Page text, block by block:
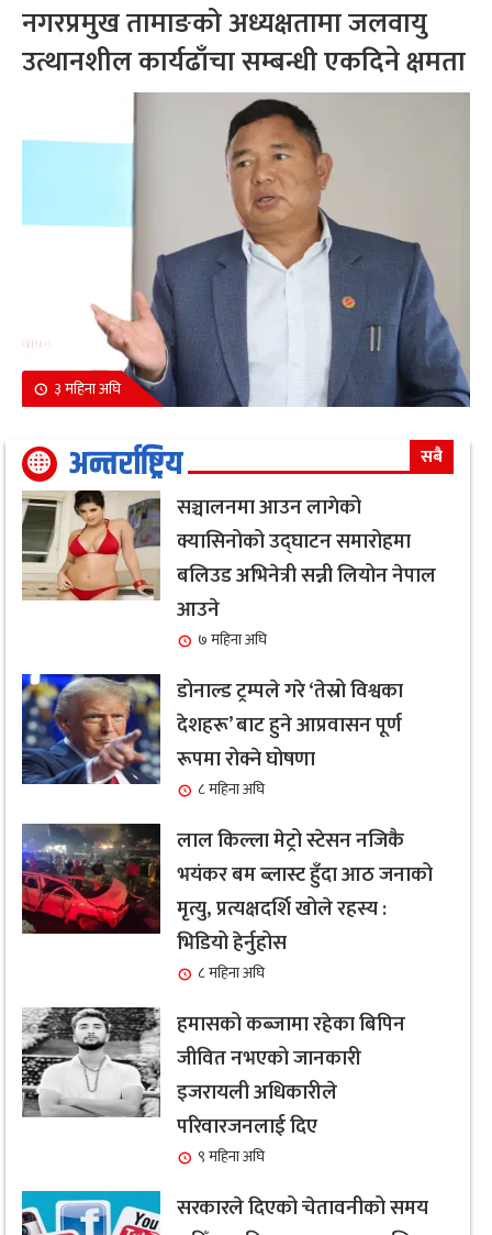
नगरप्रमुख तामाङको अध्यक्षतामा जलवायु
उत्थानशील कार्यढाँचा सम्बन्धी एकदिने क्षमता
अभिवृद्धि कार्यक्रम सम्पन्न
३ महिना अघि
अन्तर्राष्ट्रिय सबै
सञ्चालनमा आउन लागेको
क्यासिनोको उद्घाटन समारोहमा
बलिउड अभिनेत्री सन्नी लियोन नेपाल
आउने
७ महिना अघि
डोनाल्ड ट्रम्पले गरे ‘तेस्रो विश्वका
देशहरू’ बाट हुने आप्रवासन पूर्ण
रूपमा रोक्ने घोषणा
८ महिना अघि
लाल किल्ला मेट्रो स्टेसन नजिकै
भयंकर बम ब्लास्ट हुँदा आठ जनाको
मृत्यु, प्रत्यक्षदर्शि खोले रहस्य :
भिडियो हेर्नुहोस
८ महिना अघि
हमासको कब्जामा रहेका बिपिन
जीवित नभएको जानकारी
इजरायली अधिकारीले
परिवारजनलाई दिए
९ महिना अघि
सरकारले दिएको चेतावनीको समय